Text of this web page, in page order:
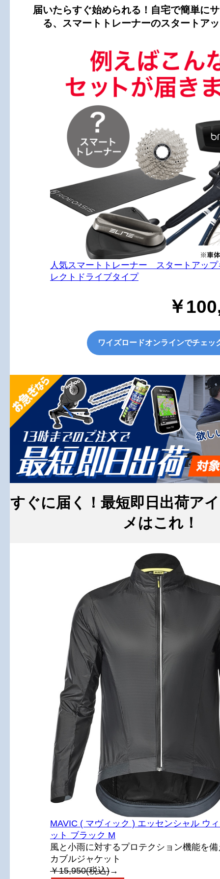
届いたらすぐ始められる！自宅で簡単に
る、スマートトレーナーのスタートア
人気スマートトレーナー スタートアップ
レクトドライブタイプ
￥
ワイズロードオンラインでチェッ
すぐに届く！最短即日出荷ア
メはこれ！
MAVIC ( マヴィック ) エッセンシャル ウ
ット ブラック M
風と小雨に対するプロテクション機能を
カブルジャケット
￥15,950(税込)→